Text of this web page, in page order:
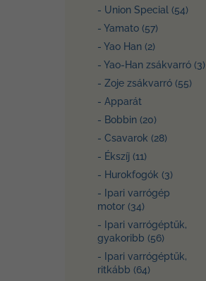
- Union Special (54)
- Yamato (57)
- Yao Han (2)
- Yao-Han zsákvarró (3)
- Zoje zsákvarró (55)
- Apparát
- Bobbin (20)
- Csavarok (28)
- Ékszíj (11)
- Hurokfogók (3)
- Ipari varrógép
motor (34)
- Ipari varrógéptűk,
gyakoribb (56)
- Ipari varrógéptűk,
ritkább (64)